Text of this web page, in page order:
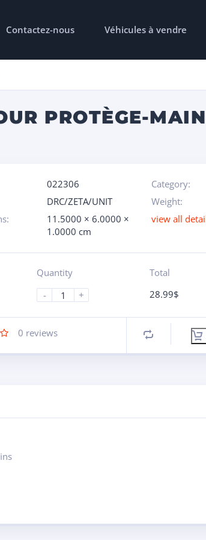
Contactez-nous Véhicules à vendre
PROTÈGE-
022306 Category:
DRC/ZETA/UNIT Weight:
11.5000 × 6.0000 ×
1.0000 cm
view all
Quantity
-
+
Total
28.99$
0 reviews